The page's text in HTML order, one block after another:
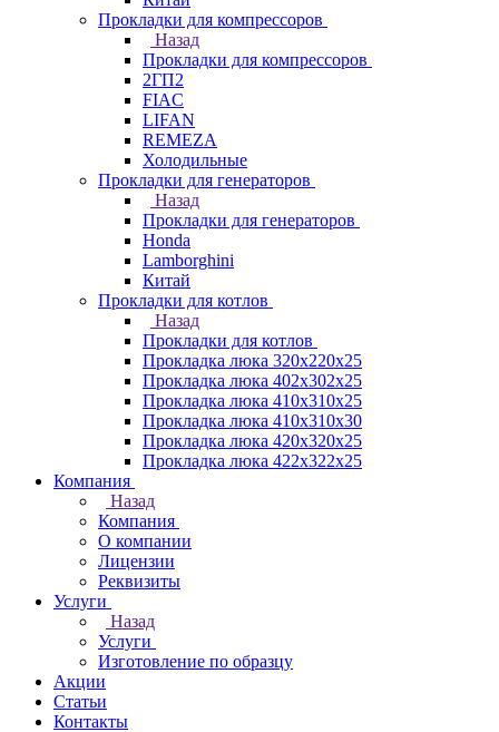
Прокладки для компрессоров
Назад
Прокладки для компрессоров
2ГП2
FIAC
LIFAN
REMEZA
Холодильные
Прокладки для генераторов
Назад
Прокладки для генераторов
Honda
Lamborghini
Китай
Прокладки для котлов
Назад
Прокладки для котлов
Прокладка люка 320x220x25
Прокладка люка 402x302x25
Прокладка люка 410x310x25
Прокладка люка 410х310х30
Прокладка люка 420x320x25
Прокладка люка 422x322x25
Компания
Назад
Компания
О компании
Лицензии
Реквизиты
Услуги
Назад
Услуги
Изготовление по образцу
Акции
Статьи
Контакты